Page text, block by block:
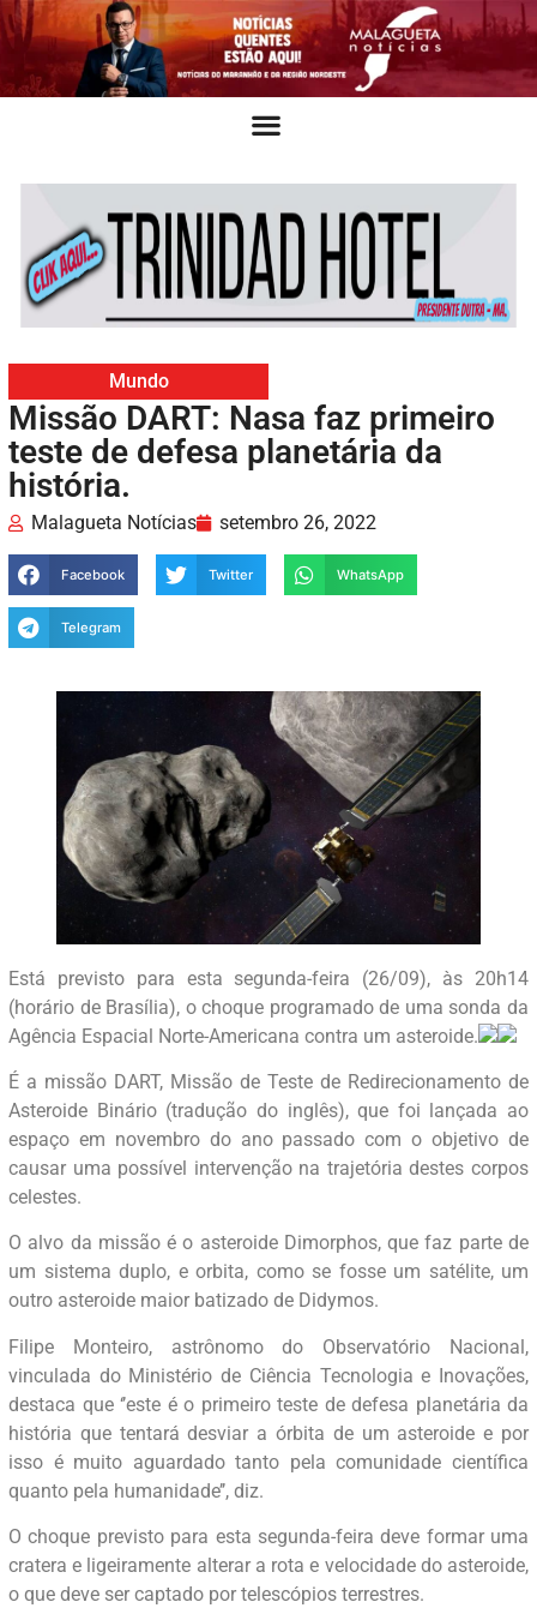
Mundo
Missão DART: Nasa faz primeiro
teste de defesa planetária da
história.
Malagueta Notícias setembro 26, 2022
Facebook Twitter WhatsApp
Telegram
Está previsto para esta segunda-feira (26/09), às 20h14
(horário de Brasília), o choque programado de uma sonda da
Agência Espacial Norte-Americana contra um asteroide.
É a missão DART, Missão de Teste de Redirecionamento de
Asteroide Binário (tradução do inglês), que foi lançada ao
espaço em novembro do ano passado com o objetivo de
causar uma possível intervenção na trajetória destes corpos
celestes.
O alvo da missão é o asteroide Dimorphos, que faz parte de
um sistema duplo, e orbita, como se fosse um satélite, um
outro asteroide maior batizado de Didymos.
Filipe Monteiro, astrônomo do Observatório Nacional,
vinculada do Ministério de Ciência Tecnologia e Inovações,
destaca que ‘’este é o primeiro teste de defesa planetária da
história que tentará desviar a órbita de um asteroide e por
isso é muito aguardado tanto pela comunidade científica
quanto pela humanidade’’, diz.
O choque previsto para esta segunda-feira deve formar uma
cratera e ligeiramente alterar a rota e velocidade do asteroide,
o que deve ser captado por telescópios terrestres.